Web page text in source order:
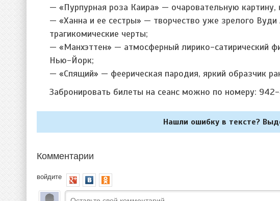
— «Пурпурная роза Каира» — очаровательную
— «Ханна и ее сестры» — творчество уже зрелого
трагикомические черты;
— «Манхэттен» — атмосферный лирико-сатирический
Нью-Йорк;
— «Спящий» — феерическая пародия, яркий образчик
Забронировать билеты на сеанс можно по номеру:
Нашли ошибку в тексте?
Комментарии
войдите